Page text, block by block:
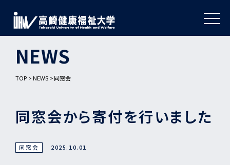
NEWS
TOP NEWS 同窓会
同窓会から寄付を行いました
同窓会 2025.10.01